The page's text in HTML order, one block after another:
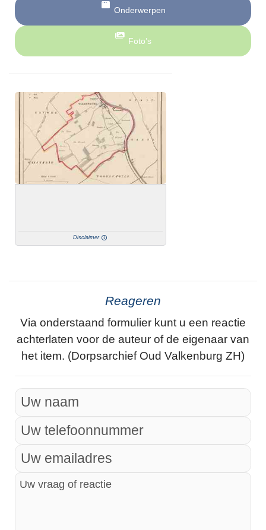
Onderwerpen
Foto’s
Disclaimer
Reageren
Via onderstaand formulier kunt u een reactie
achterlaten voor de auteur of de eigenaar van
het item. (Dorpsarchief Oud Valkenburg ZH)